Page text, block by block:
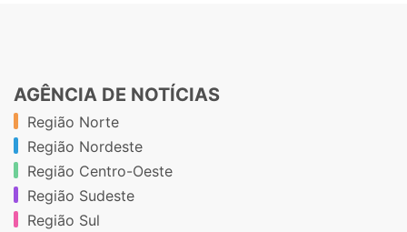
AGÊNCIA DE NOTÍCIAS
Região Norte
Região Nordeste
Região Centro-Oeste
Região Sudeste
Região Sul